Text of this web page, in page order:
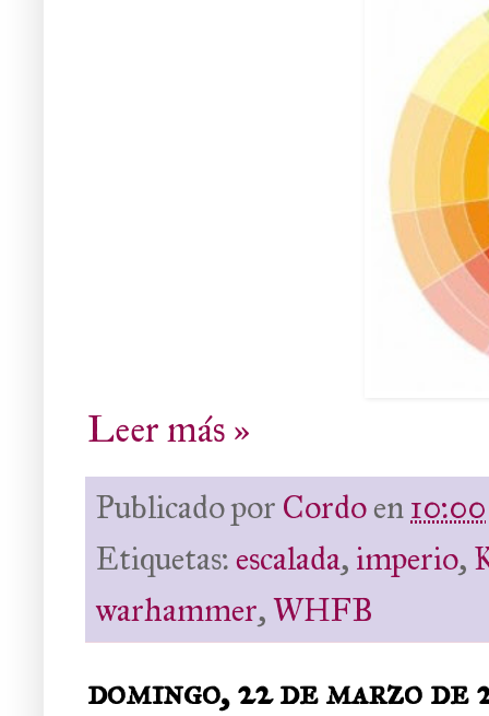
Leer más »
Publicado por Cordoen10:00
Etiquetas:escalada, imperio,
warhammer,WHFB
domingo, 22 de marzo de